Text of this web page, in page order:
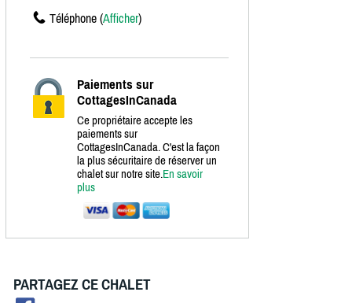
Téléphone (Afficher)
Paiements sur
CottagesInCanada
Ce propriétaire accepte les
paiements sur
CottagesInCanada. C'est la façon
la plus sécuritaire de réserver un
chalet sur notre site.En savoir
plus
PARTAGEZ CE CHALET